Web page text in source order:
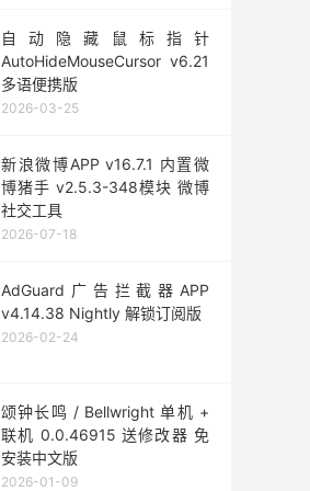
自动隐藏鼠标指针
AutoHideMouseCursor v6.21
多语便携版
2026-03-25
新浪微博APP v16.7.1 内置微
博猪手 v2.5.3-348模块 微博
社交工具
2026-07-18
AdGuard广告拦截器APP
v4.14.38 Nightly 解锁订阅版
2026-02-24
颂钟长鸣 / Bellwright 单机 +
联机 0.0.46915 送修改器 免
安装中文版
2026-01-09